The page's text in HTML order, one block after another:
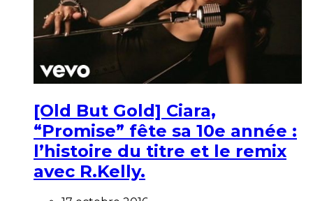
[Old But Gold] Ciara,
“Promise” fête sa 10e année :
l’histoire du titre et le remix
avec R.Kelly.